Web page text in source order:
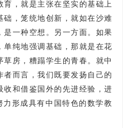
育，就是主张在坚实的基础上
础，笼统地创新，就如在沙难
是一种空想。另一方面。如果
单纯地强调基础，那就是在花
草房，糟蹋学生的青春。就中
者而言，我们既要发扬自己的
收和借鉴国外的先进经验，进
力形成具有中国特色的数学教